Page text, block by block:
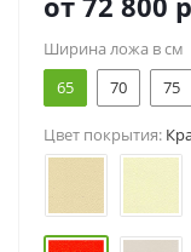
Ширина ложа в см
65
70 75
Цвет покрытия: